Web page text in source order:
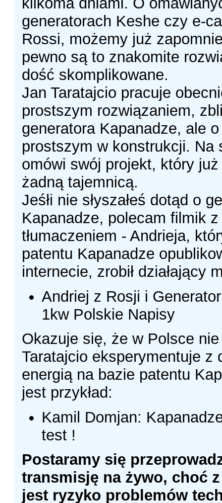
generatorach Keshe czy e-
Rossi, możemy już
pewno są to znakomite
dość skomplikowane.
Jan Taratajcio pracuje
prostszym rozwiązaniem,
generatora Kapanadze, ale
prostszym w konstrukcji. Na
omówi swój projekt, który
żadną tajemnicą.
Jeśłi nie słyszałeś dotąd o
Kapanadze, polecam filmik
tłumaczeniem - Andrieja,
patentu Kapanadze
internecie, zrobił działający
Andriej z Rosji i
1kw Polskie Napisy
Okazuje się, że w Polsce
Taratajcio eksperymentuje z
energią na bazie patentu
jest przykład:
Kamil Domjan:
test !
Postaramy się
transmisję na żywo, choć
jest ryzyko problemów